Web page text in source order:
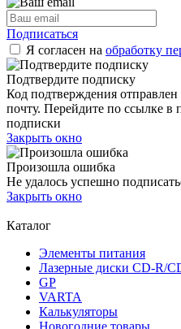
Подписаться
Я согласен на обработку
Подтвердите подписку
Код подтверждения
почту. Перейдите по ссылке в
подписки
Закрыть окно
Произошла ошибка
Не удалось успешно
Закрыть окно
Каталог
Элементы питания
Лазерные диски CD-R/
GP
VARTA
Калькуляторы
Новогодние товары